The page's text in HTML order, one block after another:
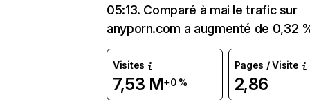
05:13. Comparé à mai le trafic sur
anyporn.com a augmenté de 0,32
Visites
7,53 M+0 %
Pages / Visite
2,86